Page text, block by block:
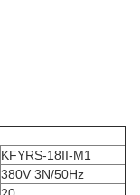
KFYRS-18II-M1
380V 3N/50Hz